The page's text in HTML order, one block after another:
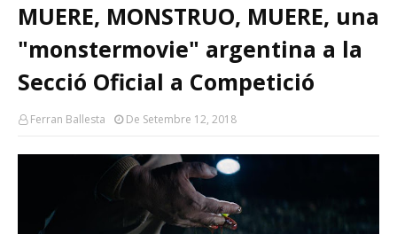
MUERE, MONSTRUO, MUERE, una
"monstermovie" argentina a la
Secció Oficial a Competició
Ferran Ballesta De Setembre 12, 2018